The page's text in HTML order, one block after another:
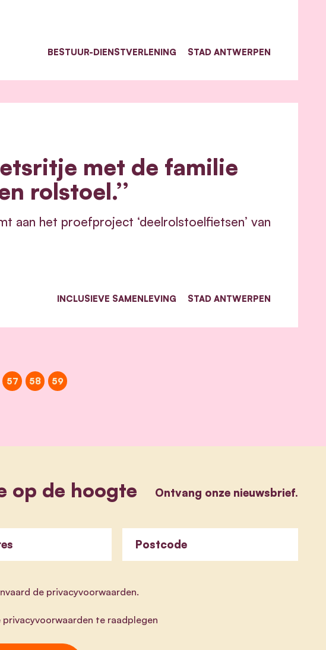
BESTUUR-DIENSTVERLENING STAD ANTWERPEN
met de familie
rolstoel.’’
aan het proefproject ‘deelrolstoelfietsen’ van
INCLUSIEVE SAMENLEVING STAD ANTWERPEN
57 58 59
op de hoogte Ontvang onze nieuwsbrief.
Postcode
de privacyvoorwaarden.
te raadplegen